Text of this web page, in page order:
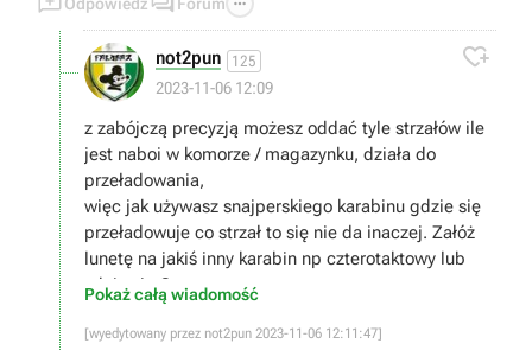
not2pun 125
2023-11-06 12:09

z zabójczą precyzją możesz oddać tyle strzałów ile
jest naboi w komorze / magazynku, działa do
przeładowania,
więc jak używasz snajperskiego karabinu gdzie się
przeładowuje co strzał to się nie da inaczej. Załóż
lunetę na jakiś inny karabin np czterotaktowy lub
zdaje sie Carcano.
Pokaż całą wiadomość
[wyedytowany przez not2pun 2023-11-06 12:11:47]